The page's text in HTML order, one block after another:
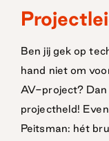
Ben jij gek op
hand niet om
AV-project? Dan
projectheld!
Peitsman: hét